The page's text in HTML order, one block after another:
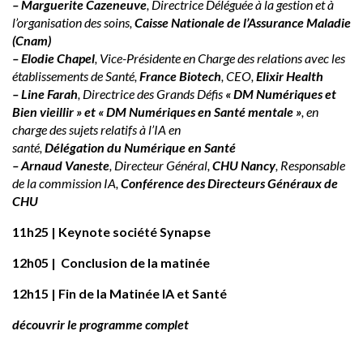
– Marguerite Cazeneuve, Directrice Déléguée à la gestion et à
l’organisation des soins,Caisse Nationale de l’Assurance Maladie
(Cnam)
– Elodie Chapel, Vice-Présidente en Charge des relations avec les
établissements de Santé,France Biotech, CEO,Elixir Health
– Line Farah, Directrice des Grands Défis « DM Numériques et
Bien vieillir » et « DM Numériques en Santé mentale », en
charge des sujets relatifs à l’IA en
santé,Délégation du Numérique en Santé
– Arnaud Vaneste, Directeur Général,CHU Nancy, Responsable
de la commission IA,Conférence des Directeurs Généraux de
CHU
11h25 | Keynote société Synapse
12h05 | Conclusion de la matinée
12h15 | Fin de la Matinée IA et Santé
découvrir le programme complet